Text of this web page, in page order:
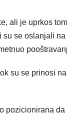
ali je uprkos
se oslanjali
su se prinosi
pozicionirana